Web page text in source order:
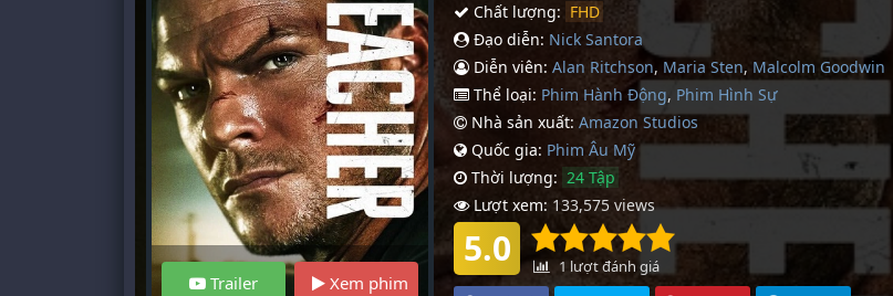
Trailer Xem phim
Chất lượng: FHD
Đạo diễn: Nick Santora
Diễn viên: Alan Ritchson, Maria Sten, Malcolm Goodwin
Thể loại: Phim Hành Động, Phim Hình Sự
Nhà sản xuất: Amazon Studios
Quốc gia: Phim Âu Mỹ
Thời lượng: 24 Tập
Lượt xem: 133,575 views
5.0 1 lượt đánh giá